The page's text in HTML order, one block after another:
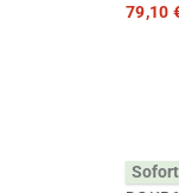
79,10